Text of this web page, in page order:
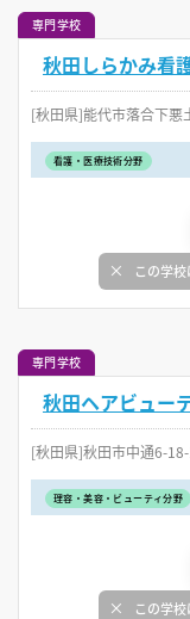
専門学校
秋田しらかみ看
[秋田県]能代市落合下悪
看護・医療技術分野
この学
専門学校
秋田ヘアビュー
[秋田県]秋田市中通6-
理容・美容・ビューティ分野
この学